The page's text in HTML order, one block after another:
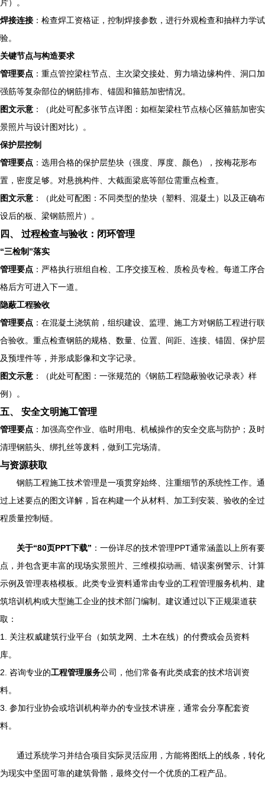
片）。
焊接连接 ：检查焊工资格证，控制焊接参数，进行外观检查和抽样力学试
验。
关键节点与构造要求
管理要点 ：重点管控梁柱节点、主次梁交接处、剪力墙边缘构件、洞口加
强筋等复杂部位的钢筋排布、锚固和箍筋加密情况。
图文示意 ：（此处可配多张节点详图：如框架梁柱节点核心区箍筋加密实
景照片与设计图对比）。
保护层控制
管理要点 ：选用合格的保护层垫块（强度、厚度、颜色），按梅花形布
置，密度足够。对悬挑构件、大截面梁底等部位需重点检查。
图文示意 ：（此处可配图：不同类型的垫块（塑料、混凝土）以及正确布
设后的板、梁钢筋照片）。
四、 过程检查与验收：闭环管理
“三检制”落实
管理要点 ：严格执行班组自检、工序交接互检、质检员专检。每道工序合
格后方可进入下一道。
隐蔽工程验收
管理要点 ：在混凝土浇筑前，组织建设、监理、施工方对钢筋工程进行联
合验收。重点检查钢筋的规格、数量、位置、间距、连接、锚固、保护层
及预埋件等，并形成影像和文字记录。
图文示意 ：（此处可配图：一张规范的《钢筋工程隐蔽验收记录表》样
例）。
五、 安全文明施工管理
管理要点 ：加强高空作业、临时用电、机械操作的安全交底与防护；及时
清理钢筋头、绑扎丝等废料，做到工完场清。
与资源获取
钢筋工程施工技术管理是一项贯穿始终、注重细节的系统性工作。通
过上述要点的图文详解，旨在构建一个从材料、加工到安装、验收的全过
程质量控制链。
关于“80页PPT下载” ：一份详尽的技术管理PPT通常涵盖以上所有要
点，并包含更丰富的现场实景照片、三维模拟动画、错误案例警示、计算
示例及管理表格模板。此类专业资料通常由专业的工程管理服务机构、建
筑培训机构或大型施工企业的技术部门编制。建议通过以下正规渠道获
取：
1. 关注权威建筑行业平台（如筑龙网、土木在线）的付费或会员资料
库。
2. 咨询专业的工程管理服务公司，他们常备有此类成套的技术培训资
料。
3. 参加行业协会或培训机构举办的专业技术讲座，通常会分享配套资
料。
通过系统学习并结合项目实际灵活应用，方能将图纸上的线条，转化
为现实中坚固可靠的建筑骨骼，最终交付一个优质的工程产品。